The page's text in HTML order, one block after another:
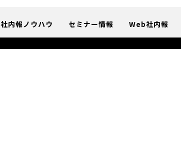
社内報ノウハウ セミナー情報 Web社内報